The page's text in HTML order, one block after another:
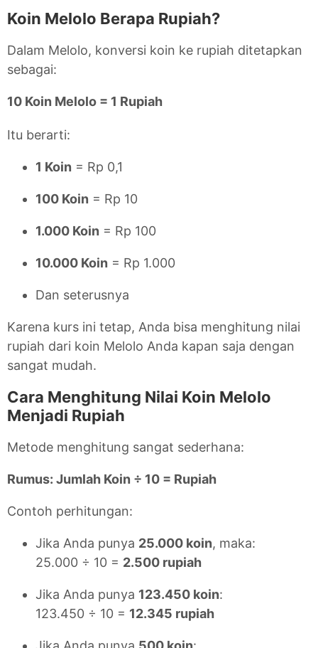
Koin Melolo Berapa Rupiah?
Dalam Melolo, konversi koin ke rupiah ditetapkan
sebagai:
10 Koin Melolo = 1 Rupiah
Itu berarti:
1 Koin = Rp 0,1
100 Koin = Rp 10
1.000 Koin = Rp 100
10.000 Koin = Rp 1.000
Dan seterusnya
Karena kurs ini tetap, Anda bisa menghitung nilai
rupiah dari koin Melolo Anda kapan saja dengan
sangat mudah.
Cara Menghitung Nilai Koin Melolo
Menjadi Rupiah
Metode menghitung sangat sederhana:
Rumus: Jumlah Koin ÷ 10 = Rupiah
Contoh perhitungan:
Jika Anda punya 25.000 koin, maka:
25.000 ÷ 10 = 2.500 rupiah
Jika Anda punya 123.450 koin:
123.450 ÷ 10 = 12.345 rupiah